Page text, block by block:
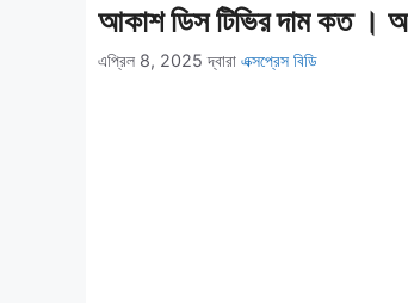
আকাশ ডিস টিভির দাম কত
এপ্রিল 8, 2025 দ্বারা এক্সপ্রেস বিডি